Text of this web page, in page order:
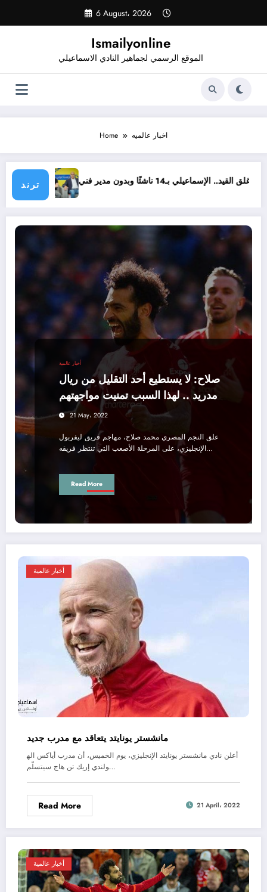
content
6 August، 2026
Ismailyonline
الموقع الرسمي لجماهير النادي الاسماعيلي
Home اخبار عالميه
ترندأسبوع على غلق القيد.. الإسماعيلي بـ14 ناشئًا وبدون مدير فني انتقاله إلى سموحة
أخبار عالمية
صلاح: لا يستطيع أحد التقليل من ريال
مدريد .. لهذا السبب تمنيت مواجهتهم
21 May، 2022
علق النجم المصري محمد صلاح، مهاجم فريق ليفربول
الإنجليزي، على المرحلة الأصعب التي تنتظر فريقه…
Read More
أخبار عالمية
مانشستر يونايتد يتعاقد مع مدرب جديد
أعلن نادي مانشستر يونايتد الإنجليزي، يوم الخميس، أن مدرب أياكس اله
ولندي إريك تن هاج سيتسلّم…
Read More 21 April، 2022
أخبار عالمية